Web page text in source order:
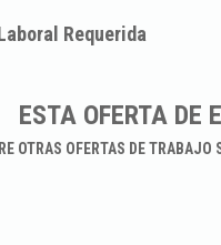
Requerida
ESTA OFERTA DE
OTRAS OFERTAS DE